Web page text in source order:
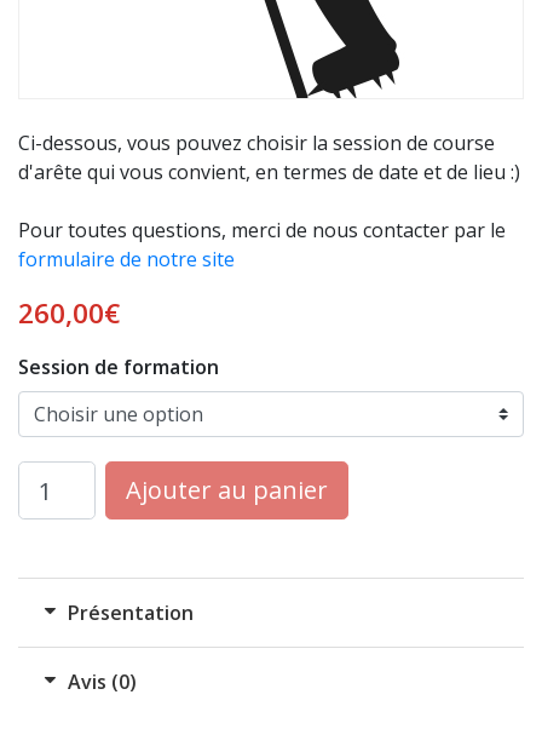
Ci-dessous, vous pouvez choisir la session de course
d'arête qui vous convient, en termes de date et de lieu :)
Pour toutes questions, merci de nous contacter par le
formulaire de notre site
260,00€
Session de formation
(NIVEAU
3)
Ajouter au panier
Présentation
Avis (0)